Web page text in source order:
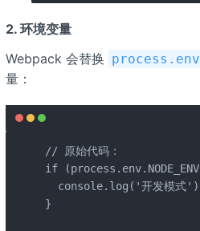
2. 环境变量
Webpack 会替换
量：
// 原始代码：
if
console.log('开发模式
}